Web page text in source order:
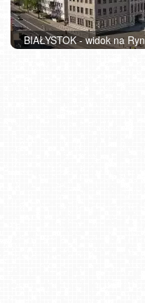
BIAŁYSTOK - widok na